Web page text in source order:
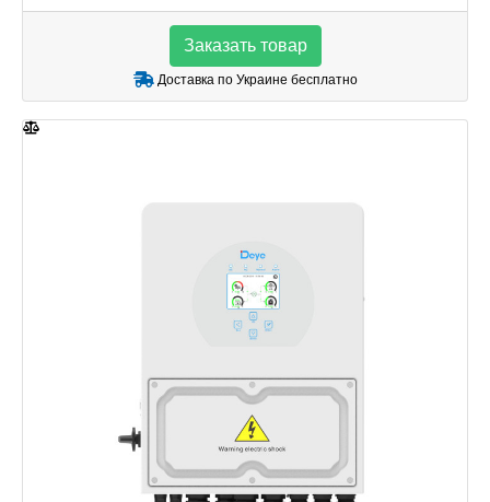
Заказать товар
Доставка по Украине бесплатно